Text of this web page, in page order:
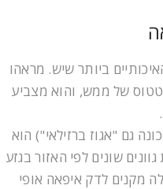
ביותר שיש. מראהו
של ממש, והוא מצביע
גם "אגוז ברזילאי") הוא
שונים לפי האזור בגזע
מקנים לדק איפאה אופי